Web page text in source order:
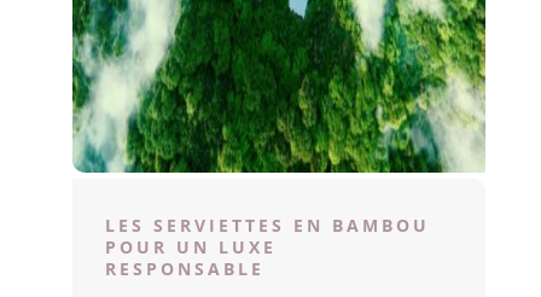
LES SERVIETTES EN BAMBOU
POUR UN LUXE
RESPONSABLE